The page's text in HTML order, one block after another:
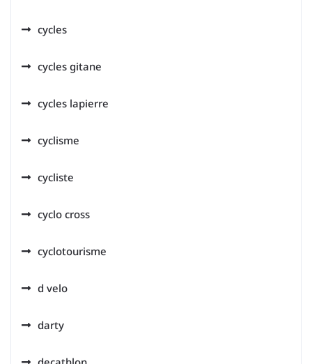
cycles
cycles gitane
cycles lapierre
cyclisme
cycliste
cyclo cross
cyclotourisme
d velo
darty